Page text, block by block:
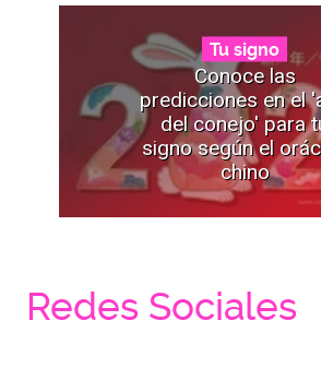
Tu signo
Conoce las
predicciones en el
del conejo' para
signo según el
chino
Redes Sociales